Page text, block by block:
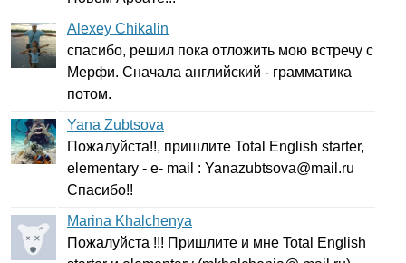
Alexey Chikalin
спасибо, решил пока отложить мою встречу с
Мерфи. Сначала английский - грамматика
потом.
Yana Zubtsova
Пожалуйста!!, пришлите Total English starter,
elementary - e- mail : Yanazubtsova@mail .ru
Спасибо!!
Marina Khalchenya
Пожалуйста !!! Пришлите и мне Total
English